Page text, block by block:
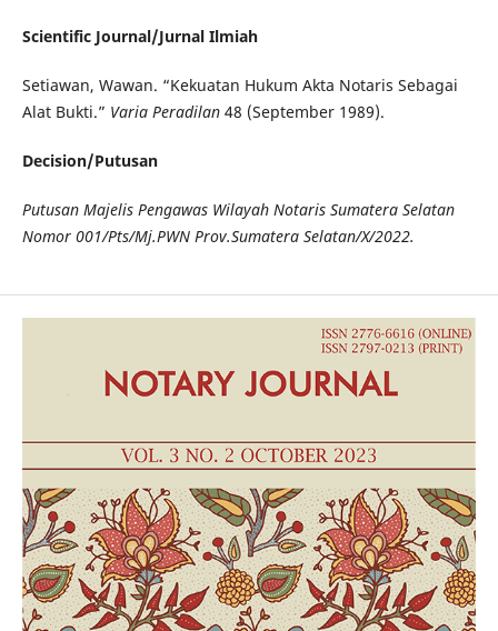
Scientific Journal/Jurnal Ilmiah
Setiawan, Wawan. “Kekuatan Hukum Akta Notaris Sebagai
Alat Bukti.” Varia Peradilan48 (September 1989).
Decision/Putusan
Putusan Majelis Pengawas Wilayah Notaris Sumatera Selatan
Nomor 001/Pts/Mj.PWN Prov.Sumatera Selatan/X/2022.